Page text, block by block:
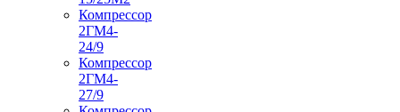
Компрессор
2ГМ4-
24/9
Компрессор
2ГМ4-
27/9